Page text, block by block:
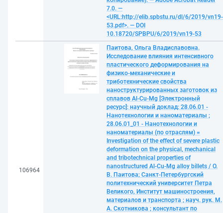
7.0. —
<URL:http://elib.spbstu.ru/dl/6/2019/vn19-
53.pdf>. — DOI
10.18720/SPBPU/6/2019/vn19-53
106964
Паитова, Ольга Владиславовна.
Исследование влияния интенсивного
пластического деформирования на
физико-механические и
триботехнические свойства
наноструктурированных заготовок из
сплавов Al-Cu-Mg [Электронный
ресурс]: научный доклад: 28.06.01 -
Нанотехнологии и наноматериалы ;
28.06.01_01 - Нанотехнологии и
наноматериалы (по отраслям) =
Investigation of the effect of severe plastic
deformation on the physical, mechanical
and tribotechnical properties of
nanostructured Al-Cu-Mg alloy billets / О.
В. Паитова; Санкт-Петербургский
политехнический университет Петра
Великого, Институт машиностроения,
материалов и транспорта ; науч. рук. М.
А. Скотникова ; консультант по